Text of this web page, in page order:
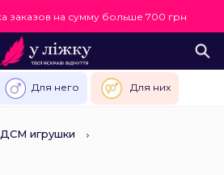
заказов на сумму больше 700 грн
Для него Для них
игрушки